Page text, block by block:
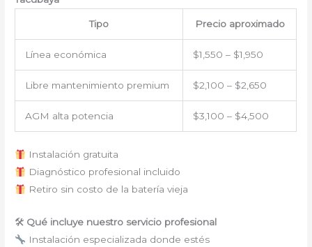
Tipo Precio aproximado
Línea económica $1,550 – $1,950
Libre mantenimiento premium $2,100 – $2,650
AGM alta potencia $3,100 – $4,500
Instalación gratuita
Diagnóstico profesional incluido
Retiro sin costo de la batería vieja
🛠 Qué incluye nuestro servicio profesional
Instalación especializada donde estés